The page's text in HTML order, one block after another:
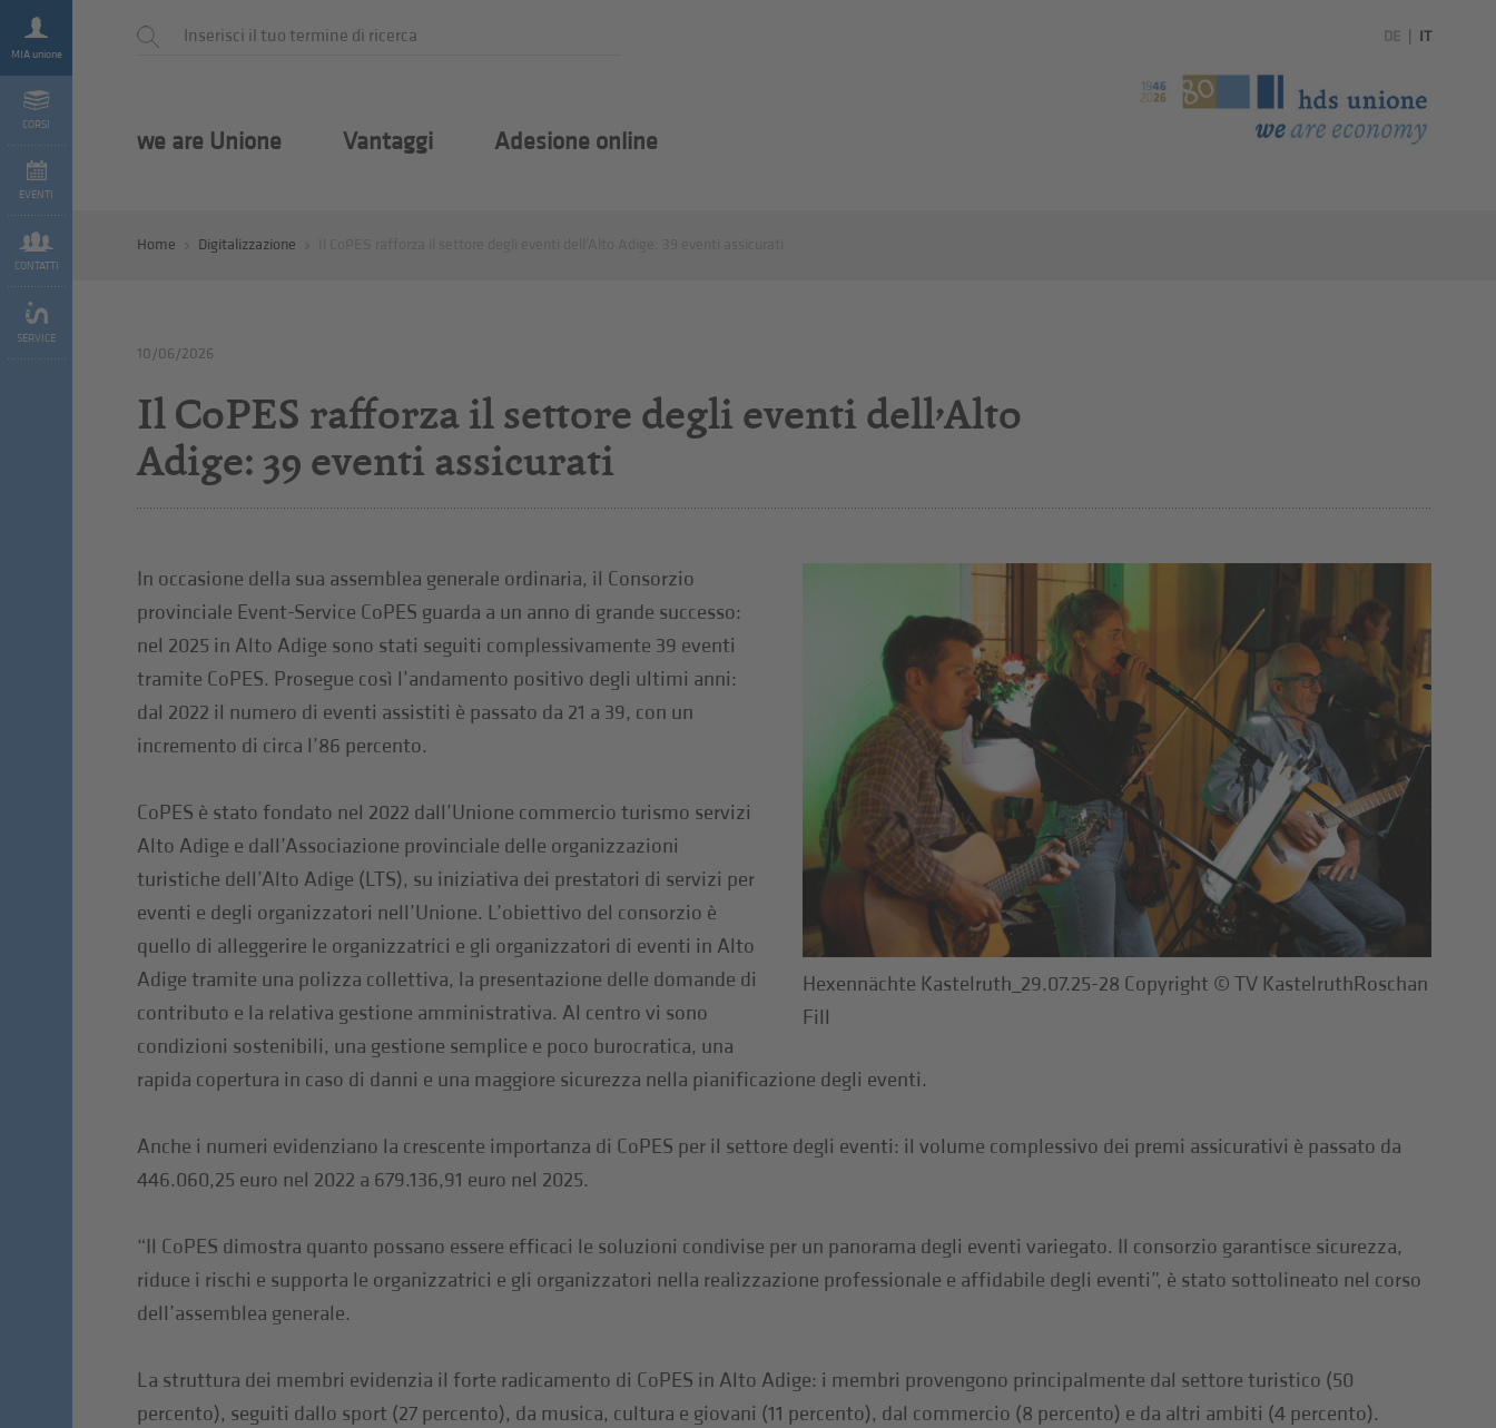
MIA unione
CORSI
EVENTI
CONTATTI
SERVICE
DE IT
we are Unione Vantaggi Adesione online
Home Digitalizzazione
10/06/2026
Il CoPES rafforza il settore degli eventi dell’Alto
Adige: 39 eventi assicurati
Hexennächte Kastelruth_29.07.25-28 Copyright © TV KastelruthRoschan
Fill
In occasione della sua assemblea generale ordinaria, il Consorzio
provinciale Event-Service CoPES guarda a un anno di grande successo:
nel 2025 in Alto Adige sono stati seguiti complessivamente 39 eventi
tramite CoPES. Prosegue così l’andamento positivo degli ultimi anni:
dal 2022 il numero di eventi assistiti è passato da 21 a 39, con un
incremento di circa l’86 percento.
CoPES è stato fondato nel 2022 dall’Unione commercio turismo servizi
Alto Adige e dall’Associazione provinciale delle organizzazioni
turistiche dell’Alto Adige (LTS), su iniziativa dei prestatori di servizi per
eventi e degli organizzatori nell’Unione. L’obiettivo del consorzio è
quello di alleggerire le organizzatrici e gli organizzatori di eventi in Alto
Adige tramite una polizza collettiva, la presentazione delle domande di
contributo e la relativa gestione amministrativa. Al centro vi sono
condizioni sostenibili, una gestione semplice e poco burocratica, una
rapida copertura in caso di danni e una maggiore sicurezza nella pianificazione degli eventi.
Anche i numeri evidenziano la crescente importanza di CoPES per il settore degli eventi: il volume complessivo dei premi assicurativi è passato da
446.060,25 euro nel 2022 a 679.136,91 euro nel 2025.
“Il CoPES dimostra quanto possano essere efficaci le soluzioni condivise per un panorama degli eventi variegato. Il consorzio garantisce sicurezza,
riduce i rischi e supporta le organizzatrici e gli organizzatori nella realizzazione professionale e affidabile degli eventi”, è stato sottolineato nel corso
dell’assemblea generale.
La struttura dei membri evidenzia il forte radicamento di CoPES in Alto Adige: i membri provengono principalmente dal settore turistico (50
percento), seguiti dallo sport (27 percento), da musica, cultura e giovani (11 percento), dal commercio (8 percento) e da altri ambiti (4 percento).